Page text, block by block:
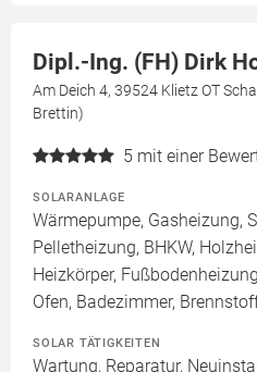
Dipl.-Ing. (FH) Dirk
Am Deich 4, 39524 Klietz OT
Brettin)
5 mit einer
SOLARANLAGE
Wärmepumpe, Gasheizung,
Pelletheizung, BHKW,
Heizkörper,
Ofen, Badezimmer,
SOLAR TÄTIGKEITEN
Wartung, Reparatur,